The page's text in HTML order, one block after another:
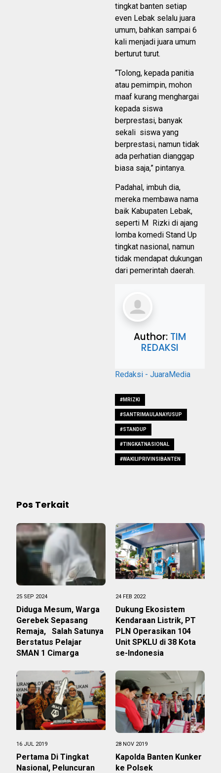
tingkat banten setiap
even Lebak selalu juara
umum, bahkan sampai 6
kali menjadi juara umum
berturut turut.
“Tolong, kepada panitia
atau pemimpin, mohon
maaf kurang menghargai
kepada siswa
berprestasi, banyak
sekali siswa yang
berprestasi, namun tidak
ada perhatian dianggap
biasa saja,” pintanya.
Padahal, imbuh dia,
mereka membawa nama
baik Kabupaten Lebak,
seperti M Rizki di ajang
lomba komedi Stand Up
tingkat nasional, namun
tidak mendapat dukungan
dari pemerintah daerah.
Author: TIM
REDAKSI
Redaksi - JuaraMedia
#MRIZKI
#SANTRIMAULANAYUSUP
#STANDUP
#TINGKATNASIONAL
#WAKILIPRIVINSIBANTEN
Pos Terkait
25 SEP 2024
Diduga Mesum, Warga
Gerebek Sepasang
Remaja, Salah Satunya
Berstatus Pelajar
SMAN 1 Cimarga
24 FEB 2022
Dukung Ekosistem
Kendaraan Listrik, PT
PLN Operasikan 104
Unit SPKLU di 38 Kota
se-Indonesia
16 JUL 2019
Pertama Di Tingkat
Nasional, Peluncuran
28 NOV 2019
Kapolda Banten Kunker
ke Polsek